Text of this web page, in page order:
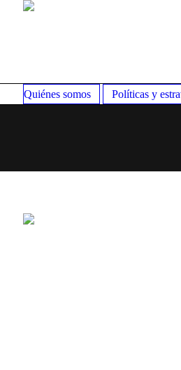
Quiénes somos Políticas y